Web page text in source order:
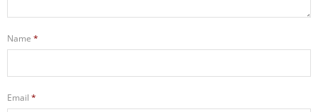
Name *
Email *